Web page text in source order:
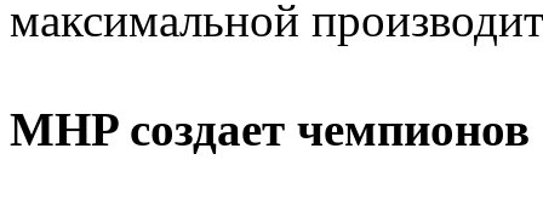
максимальной
MHP создает чемпионов